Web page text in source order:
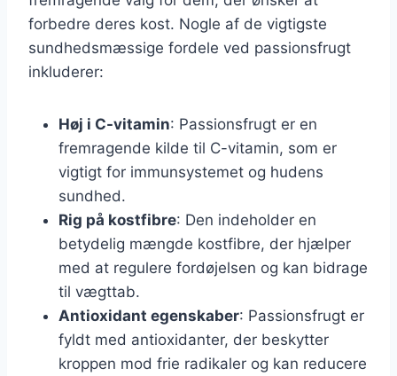
forbedre deres kost. Nogle af de vigtigste
sundhedsmæssige fordele ved passionsfrugt
inkluderer:
Høj i C-vitamin: Passionsfrugt er en
fremragende kilde til C-vitamin, som er
vigtigt for immunsystemet og hudens
sundhed.
Rig på kostfibre: Den indeholder en
betydelig mængde kostfibre, der hjælper
med at regulere fordøjelsen og kan bidrage
til vægttab.
Antioxidant egenskaber: Passionsfrugt er
fyldt med antioxidanter, der beskytter
kroppen mod frie radikaler og kan reducere